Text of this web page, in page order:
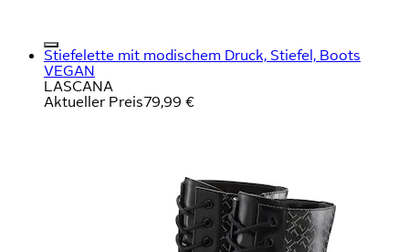
Stiefelette mit modischem Druck, Stiefel, Boots
VEGAN
LASCANA
Aktueller Preis79,99 €